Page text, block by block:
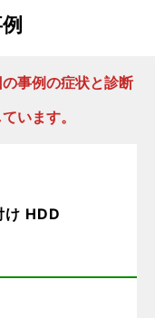
事例の症状と診断
います。
け HDD